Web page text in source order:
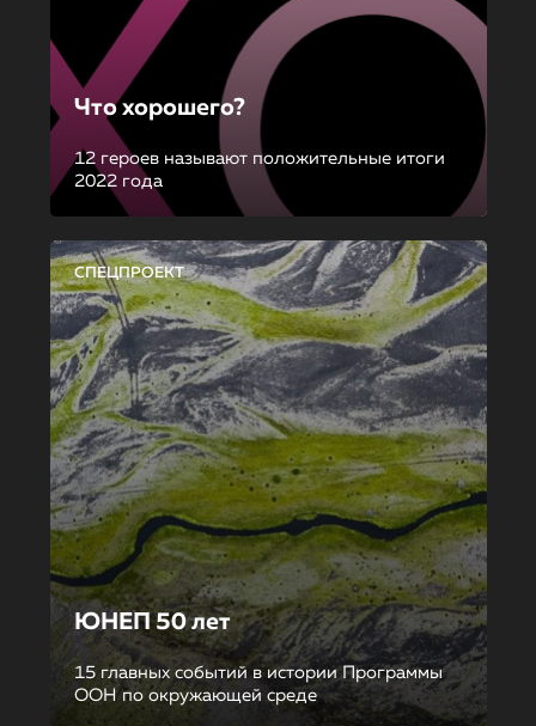
Что хорошего?
12 героев называют положительные итоги
2022 года
СПЕЦПРОЕКТ
ЮНЕП 50 лет
15 главных событий в истории Программы
ООН по окружающей среде